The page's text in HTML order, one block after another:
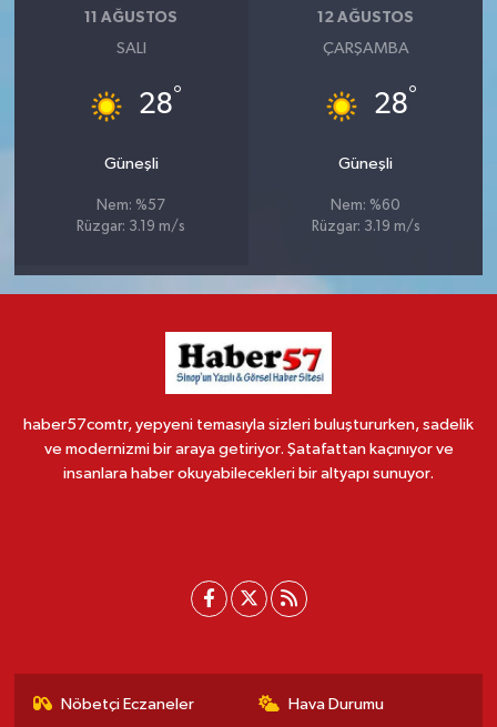
11 AĞUSTOS
SALI
28°
Güneşli
Nem: %57
Rüzgar: 3.19 m/s
12 AĞUSTOS
ÇARŞAMBA
28°
Güneşli
Nem: %60
Rüzgar: 3.19 m/s
haber57comtr, yepyeni temasıyla sizleri buluştururken, sadelik
ve modernizmi bir araya getiriyor. Şatafattan kaçınıyor ve
insanlara haber okuyabilecekleri bir altyapı sunuyor.
Nöbetçi Eczaneler Hava Durumu